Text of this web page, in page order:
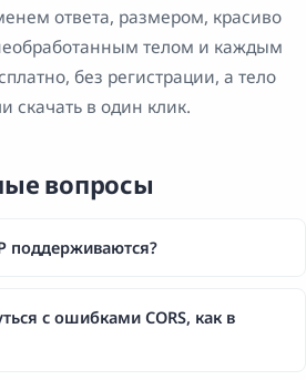
ответа, размером, красиво
телом и каждым
без регистрации, а тело
скачать в один клик.
вопросы
поддерживаются?
с ошибками CORS, как в